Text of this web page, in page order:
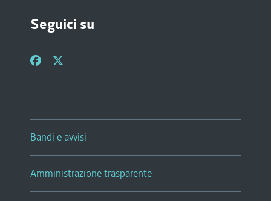
Seguici su
Bandi e avvisi
Amministrazione trasparente